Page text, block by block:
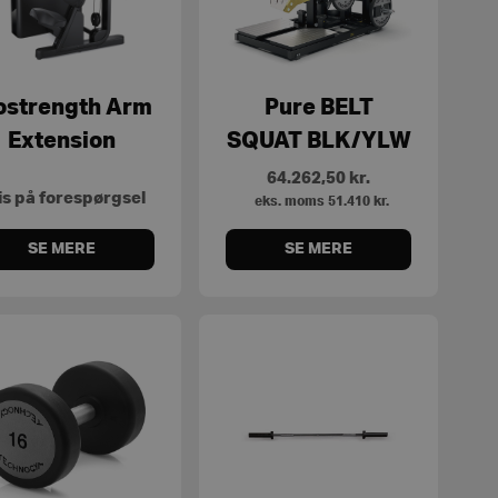
Arm
Extension
på forespørgsel
SE MERE
Pure BELT
SQUAT BLK/YLW
64.262,50 kr.
eks. moms51.410 kr.
SE MERE